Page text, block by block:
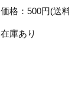
価格：500円(送
在庫あり